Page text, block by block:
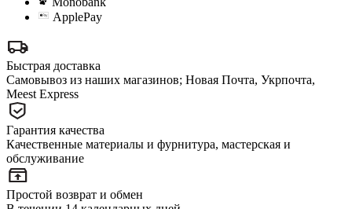
ApplePay
Быстрая доставка
Самовывоз из наших магазинов; Новая Почта, Укрпочта,
Meest Express
Гарантия качества
Качественные материалы и фурнитура, мастерская и
обслуживание
Простой возврат и обмен